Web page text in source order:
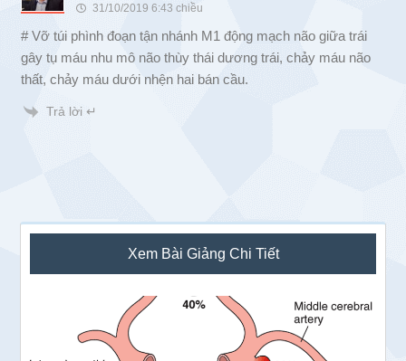
31/10/2019 6:43 chiều
# Vỡ túi phình đoạn tận nhánh M1 động mạch não giữa trái
gây tụ máu nhu mô não thùy thái dương trái, chảy máu não
thất, chảy máu dưới nhện hai bán cầu.
Trả lời ↵
Sidebar
chính
Xem Bài Giảng Chi Tiết